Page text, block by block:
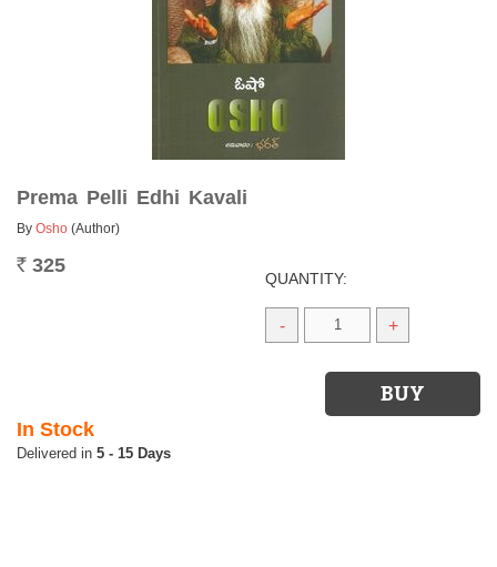
Prema Pelli Edhi Kavali
By Osho (Author)
Rs. 325
QUANTITY:
- +
In Stock
5 - 15 Days